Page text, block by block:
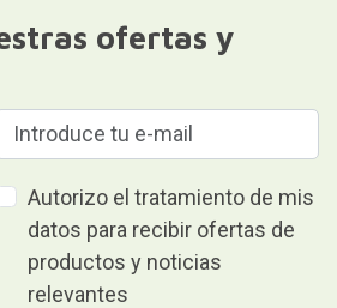
ofertas y
Autorizo el tratamiento de mis
datos para recibir ofertas de
productos y noticias
relevantes